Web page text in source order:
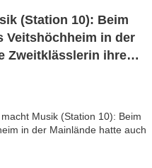
(Station 10): Beim
Veitshöchheim in der
Zweitklässlerin ihren